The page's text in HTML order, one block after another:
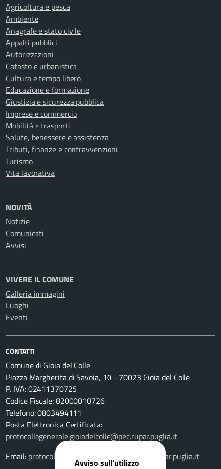
Agricoltura e pesca
Ambiente
Anagrafe e stato civile
Appalti pubblici
Autorizzazioni
Catasto e urbanistica
Cultura e tempo libero
Educazione e formazione
Giustizia e sicurezza pubblica
Imprese e commercio
Mobilità e trasporti
Salute, benessere e assistenza
Tributi, finanze e contravvenzioni
Turismo
Vita lavorativa
NOVITÀ
Notizie
Comunicati
Avvisi
VIVERE IL COMUNE
Galleria immagini
Luoghi
Eventi
CONTATTI
Comune di Gioia del Colle
Piazza Margherita di Savoia, 10 - 70023 Gioia del Colle
P. IVA: 02411370725
Codice Fiscale: 82000010726
Telefono: 0803494111
Posta Elettronica Certificata:
protocollogenerale.gioiadelcolle@pec.rupar.puglia.it
Email: protocollogenerale.gioiadelcolle@pec.rupar.puglia.it
Avviso sull'utilizzo